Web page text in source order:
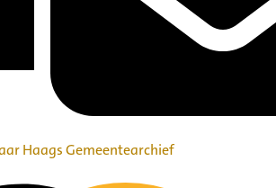
Haags Gemeentearchief